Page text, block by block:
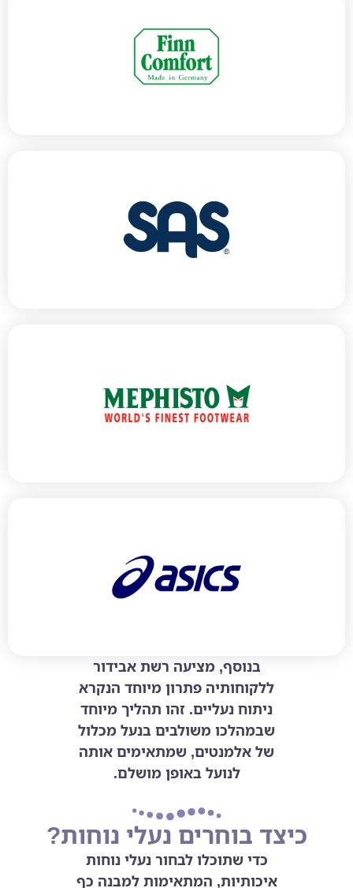
בנוסף, מציעה רשת אבידור
ללקוחותיה פתרון מיוחד הנקרא
ניתוח נעליים. זהו תהליך מיוחד
שבמהלכו משולבים בנעל מכלול
של אלמנטים, שמתאימים אותה
לנועל באופן מושלם.
כיצד בוחרים נעלי נוחות?
כדי שתוכלו לבחור נעלי נוחות
איכותיות, המתאימות למבנה כף